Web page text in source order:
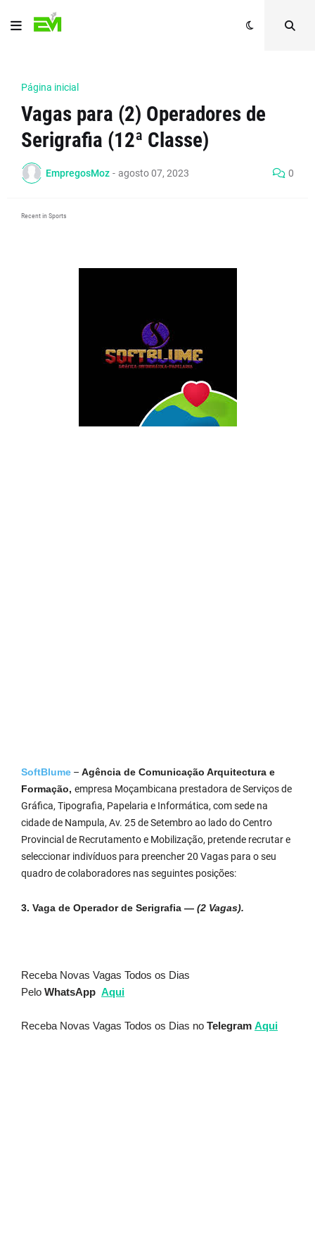
Página inicial
Vagas para (2) Operadores de
Serigrafia (12ª Classe)
EmpregosMoz - agosto 07, 2023 0
Recent in Sports
SoftBlume – Agência de Comunicação Arquitectura e
Formação, empresa Moçambicana prestadora de Serviços de
Gráfica, Tipografia, Papelaria e Informática, com sede na
cidade de Nampula, Av. 25 de Setembro ao lado do Centro
Provincial de Recrutamento e Mobilização, pretende recrutar e
seleccionar indivíduos para preencher 20 Vagas para o seu
quadro de colaboradores nas seguintes posições:
3. Vaga de Operador de Serigrafia — (2 Vagas).
Receba Novas Vagas Todos os Dias
Pelo WhatsApp Aqui
Receba Novas Vagas Todos os Dias no Telegram Aqui